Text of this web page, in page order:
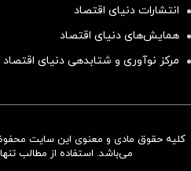
انتشارات دنیای اقتصاد
همایش‌های دنیای اقتصاد
مرکز نوآوری و شتابدهی دنیای اقتصاد
کلیه حقوق مادی و معنوی این سایت محفوظ
می‌باشد. استفاده از مطالب